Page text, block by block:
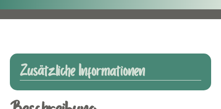
Zusätzliche Informationen